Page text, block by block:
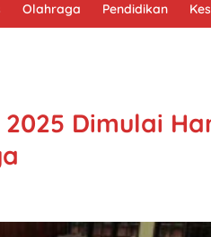
Olahraga Pendidikan
Dimulai